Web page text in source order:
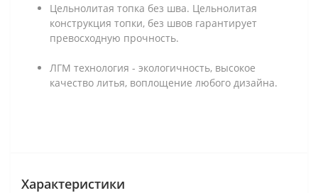
Цельнолитая топка без шва. Цельнолитая
конструкция топки, без швов гарантирует
превосходную прочность.
ЛГМ технология - экологичность, высокое
качество литья, воплощение любого дизайна.
Характеристики